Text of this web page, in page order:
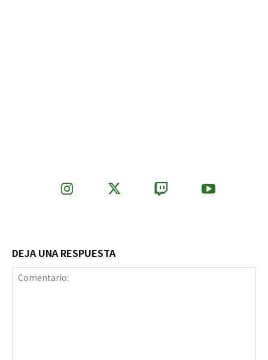
DEJA UNA RESPUESTA